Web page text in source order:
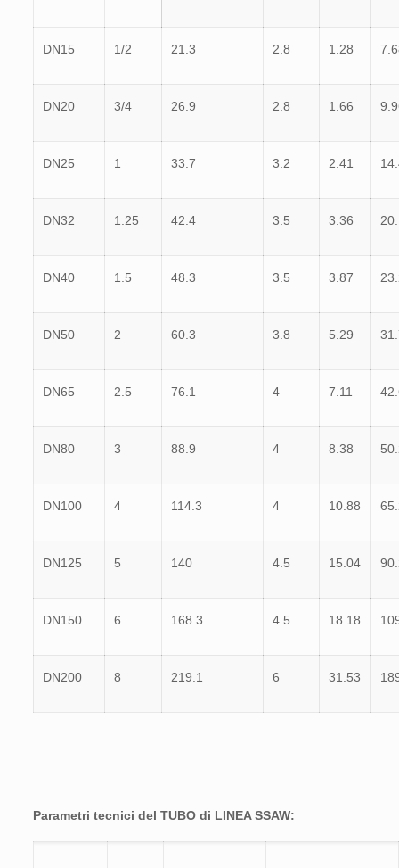
DN15 1/2 21.3 2.8 1.28
DN20 3/4 26.9 2.8 1.66
DN25 1 33.7 3.2 2.41
DN32 1.25 42.4 3.5 3.36
DN40 1.5 48.3 3.5 3.87
DN50 2 60.3 3.8 5.29
DN65 2.5 76.1 4 7.11
DN80 3 88.9 4 8.38
DN100 4 114.3 4 10.88
DN125 5 140 4.5 15.04
DN150 6 168.3 4.5 18.18
DN200 8 219.1 6 31.53
Parametri tecnici del TUBO di LINEA SSAW: